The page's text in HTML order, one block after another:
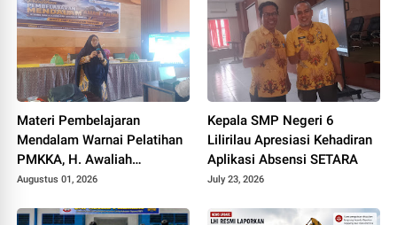
Materi Pembelajaran
Mendalam Warnai Pelatihan
PMKKA, H. Awaliah
Tekankan Pembelajaran
Augustus 01, 2026
Kepala SMP Negeri 6
Lilirilau Apresiasi Kehadiran
Aplikasi Absensi SETARA
July 23, 2026